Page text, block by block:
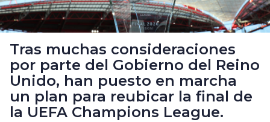
Tras muchas consideraciones
por parte del Gobierno del Reino
Unido, han puesto en marcha
un plan para reubicar la final de
la UEFA Champions League.